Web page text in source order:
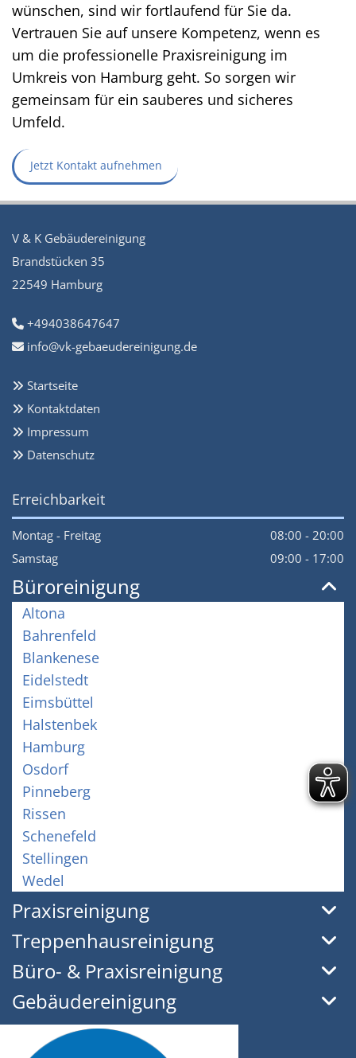
wünschen, sind wir fortlaufend für Sie da.
Vertrauen Sie auf unsere Kompetenz, wenn es
um die professionelle Praxisreinigung im
Umkreis von Hamburg geht. So sorgen wir
gemeinsam für ein sauberes und sicheres
Umfeld.
Jetzt Kontakt aufnehmen
V & K Gebäudereinigung
Brandstücken 35
22549 Hamburg
 +494038647647
 info@vk-gebaeudereinigung.de
 Startseite
 Kontaktdaten
 Impressum
 Datenschutz
Erreichbarkeit
Montag - Freitag
08:00 - 20:00
Samstag
09:00 - 17:00
Büroreinigung
Altona
Bahrenfeld
Blankenese
Eidelstedt
Eimsbüttel
Halstenbek
Hamburg
Osdorf
Pinneberg
Rissen
Schenefeld
Stellingen
Wedel
Praxisreinigung
Treppenhausreinigung
Büro- & Praxisreinigung
Gebäudereinigung